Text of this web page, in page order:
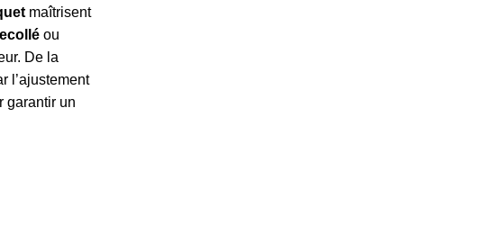
maîtrisent
ou
De la
l’ajustement
garantir un